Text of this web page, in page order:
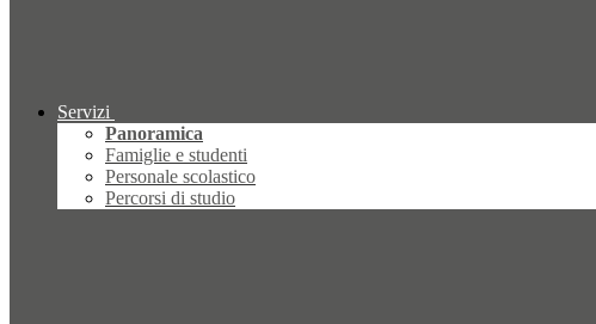
Servizi
Panoramica
Famiglie e studenti
Personale scolastico
Percorsi di studio